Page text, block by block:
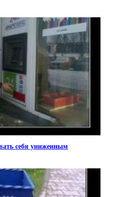
себя униженным